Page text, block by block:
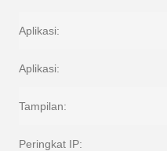
Aplikasi:
Aplikasi:
Tampilan:
Peringkat IP: